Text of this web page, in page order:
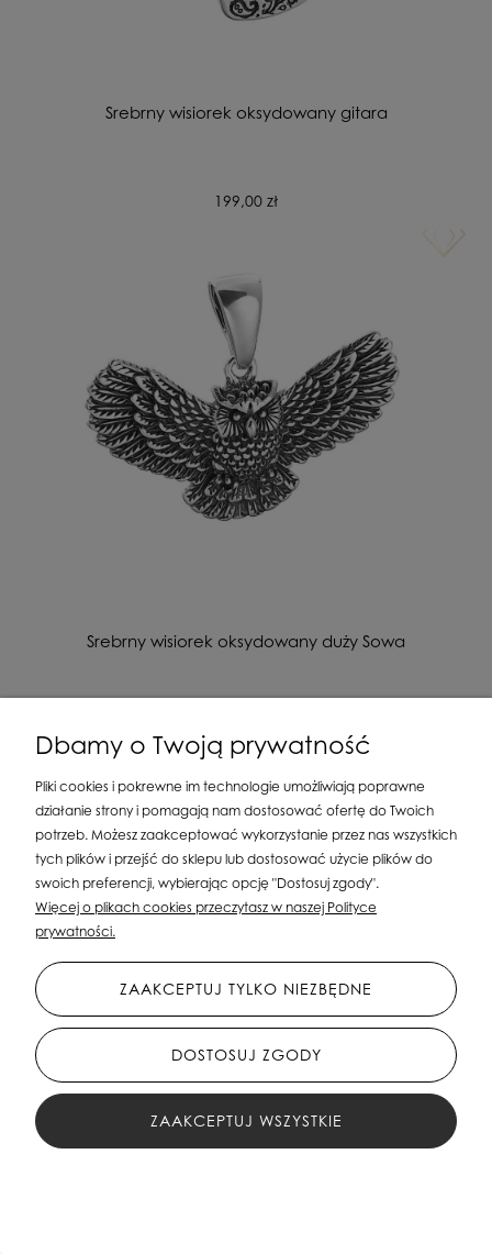
FILTRY
Srebrny wisiorek oksydowany gitara
199,00 zł
Srebrny wisiorek oksydowany duży Sowa
Dbamy o Twoją prywatność
Pliki cookies i pokrewne im technologie umożliwiają poprawne
działanie strony i pomagają nam dostosować ofertę do Twoich
potrzeb. Możesz zaakceptować wykorzystanie przez nas wszystkich
tych plików i przejść do sklepu lub dostosować użycie plików do
swoich preferencji, wybierając opcję "Dostosuj zgody".
Więcej o plikach cookies przeczytasz w naszej Polityce
prywatności.
ZAAKCEPTUJ TYLKO NIEZBĘDNE
DOSTOSUJ ZGODY
ZAAKCEPTUJ WSZYSTKIE